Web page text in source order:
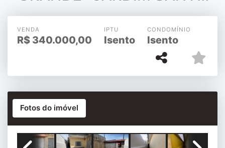
TEREZINHA - PRONTA P
MORAR
VENDA
R$ 340.000,00
IPTU
Isento
CONDOMÍNIO
Isento
Fotos do imóvel